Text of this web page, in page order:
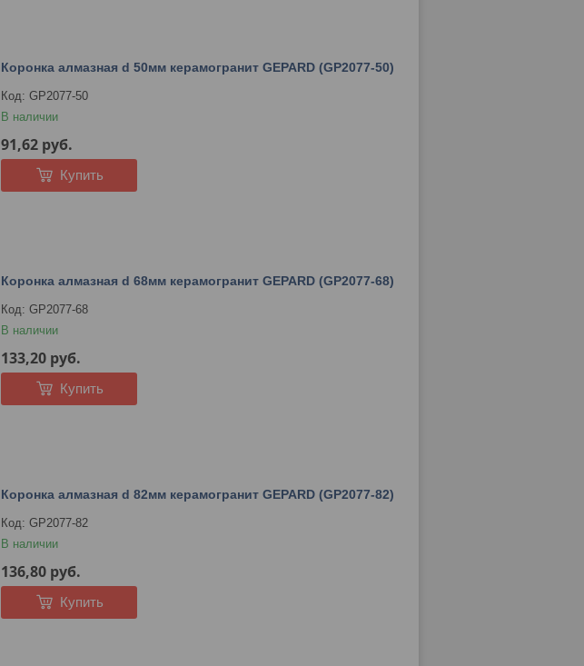
Коронка алмазная d 50мм керамогранит GEPARD (GP2077-50)
GP2077-50
В наличии
91,62 руб.
Купить
Коронка алмазная d 68мм керамогранит GEPARD (GP2077-68)
GP2077-68
В наличии
133,20 руб.
Купить
Коронка алмазная d 82мм керамогранит GEPARD (GP2077-82)
GP2077-82
В наличии
136,80 руб.
Купить